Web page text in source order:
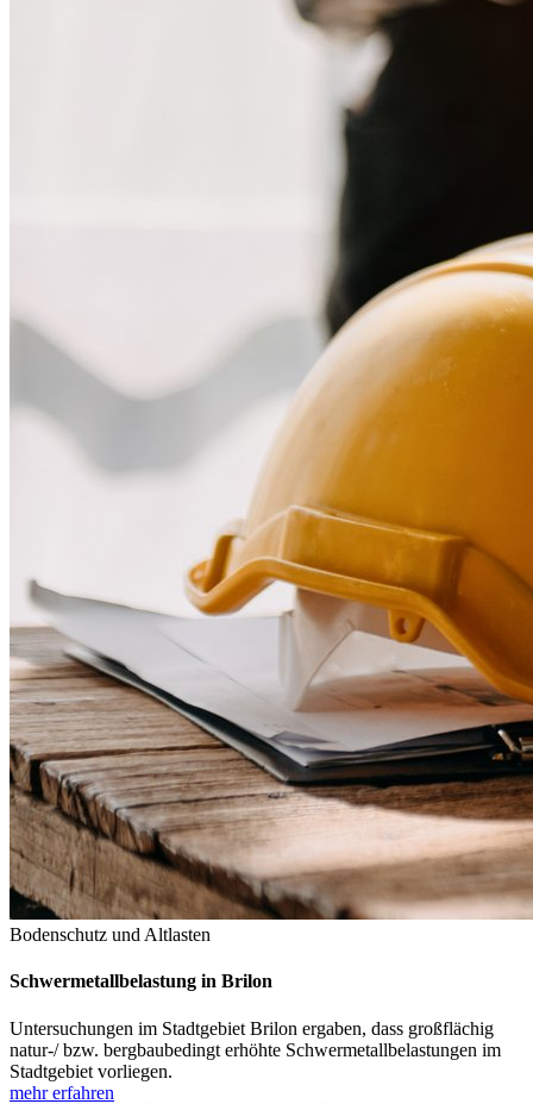
Bodenschutz und Altlasten
Schwermetallbelastung in Brilon
Untersuchungen im Stadtgebiet Brilon ergaben, dass großflächig
natur-/ bzw. bergbaubedingt erhöhte Schwermetallbelastungen im
Stadtgebiet vorliegen.
mehr erfahren